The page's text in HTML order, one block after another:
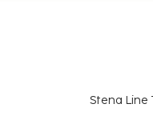
Stena Line